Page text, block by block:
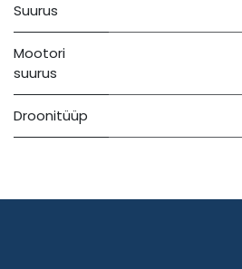
Suurus
Mootori
suurus
Droonitüüp